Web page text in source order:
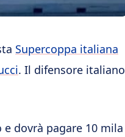
Supercoppa italiana
. Il difensore italiano
dovrà pagare 10 mila